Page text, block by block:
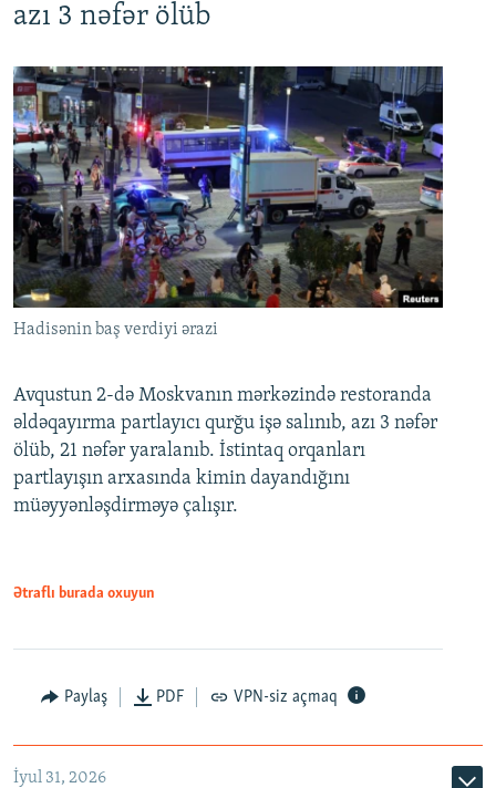
azı 3 nəfər ölüb
Hadisənin baş verdiyi ərazi
Avqustun 2-də Moskvanın mərkəzində restoranda
əldəqayırma partlayıcı qurğu işə salınıb, azı 3 nəfər
ölüb, 21 nəfər yaralanıb. İstintaq orqanları
partlayışın arxasında kimin dayandığını
müəyyənləşdirməyə çalışır.
Ətraflı burada oxuyun
Paylaş PDF VPN-siz açmaq
İyul 31, 2026